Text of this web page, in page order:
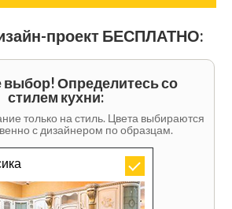
проект БЕСПЛАТНО:
выбор! Определитесь со
стилем кухни:
только на стиль. Цвета выбираются
с дизайнером по образцам.